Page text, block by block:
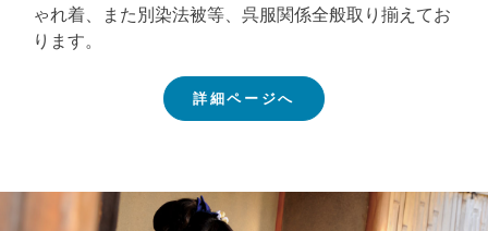
ゃれ着、また別染法被等、呉服関係全般取り揃えてお
ります。
詳細ページへ